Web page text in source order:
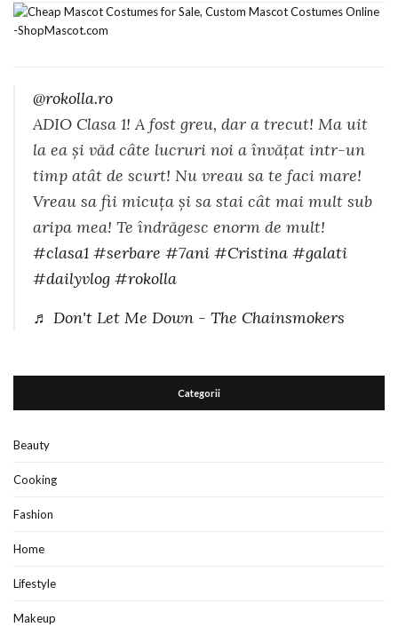
@rokolla.ro
ADIO Clasa 1! A fost greu, dar a trecut! Ma uit
la ea și văd câte lucruri noi a învățat intr-un
timp atât de scurt! Nu vreau sa te faci mare!
Vreau sa fii micuța și sa stai cât mai mult sub
aripa mea! Te îndrăgesc enorm de mult!
#clasa1 #serbare #7ani #Cristina #galati
#dailyvlog #rokolla
♬ Don't Let Me Down - The Chainsmokers
Categorii
Beauty
Cooking
Fashion
Home
Lifestyle
Makeup